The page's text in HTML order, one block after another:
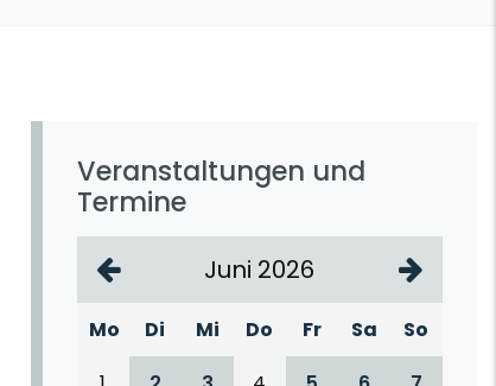
Veranstaltungen und
Termine
Juni 2026
Mo Di Mi Do Fr Sa
So